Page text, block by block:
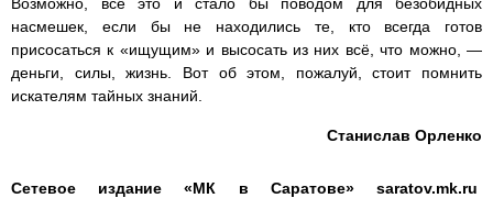
насмешек, если бы не находились те, кто всегда готов
присосаться к «ищущим» и высосать из них всё, что можно, —
деньги, силы, жизнь. Вот об этом, пожалуй, стоит помнить
искателям тайных знаний.
Станислав Орленко
Сетевое издание «МК в Саратове» saratov.mk.ru